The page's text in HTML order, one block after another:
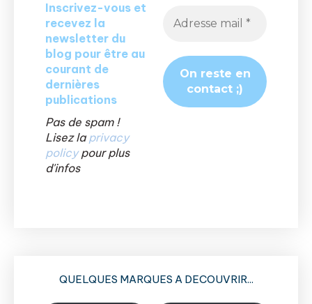
Inscrivez-vous et
recevez la
newsletter du
blog pour être au
courant de
dernières
publications
Pas de spam !
Lisez la privacy
policypour plus
d'infos
QUELQUES MARQUES A DECOUVRIR...